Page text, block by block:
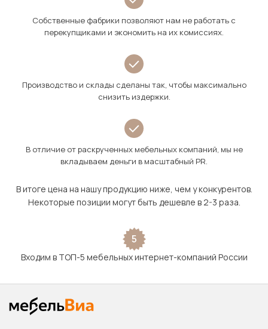
Собственные фабрики позволяют нам не работать с
перекупщиками и экономить на их комиссиях.
Производство и склады сделаны так, чтобы максимально
снизить издержки.
В отличие от раскрученных мебельных компаний, мы не
вкладываем деньги в масштабный PR.
В итоге цена на нашу продукцию ниже, чем у конкурентов.
Некоторые позиции могут быть дешевле в 2-3 раза.
5
Входим в ТОП-5 мебельных интернет-компаний России